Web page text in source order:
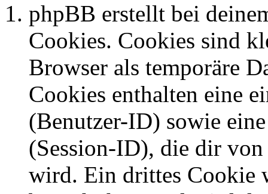
phpBB erstellt bei
Cookies. Cookies sind
Browser als temporäre
Cookies enthalten eine
(Benutzer-ID) sowie
(Session-ID), die dir
wird. Ein drittes Cookie